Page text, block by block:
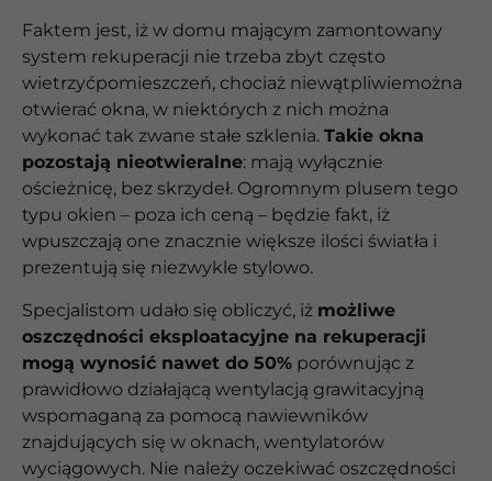
Faktem jest, iż w domu mającym zamontowany
system rekuperacji nie trzeba zbyt często
wietrzyćpomieszczeń, chociaż niewątpliwiemożna
otwierać okna, w niektórych z nich można
wykonać tak zwane stałe szklenia. Takie okna
pozostają nieotwieralne: mają wyłącznie
ościeżnicę, bez skrzydeł. Ogromnym plusem tego
typu okien – poza ich ceną – będzie fakt, iż
wpuszczają one znacznie większe ilości światła i
prezentują się niezwykle stylowo.
Specjalistom udało się obliczyć, iż możliwe
oszczędności eksploatacyjne na rekuperacji
mogą wynosić nawet do 50% porównując z
prawidłowo działającą wentylacją grawitacyjną
wspomaganą za pomocą nawiewników
znajdujących się w oknach, wentylatorów
wyciągowych. Nie należy oczekiwać oszczędności